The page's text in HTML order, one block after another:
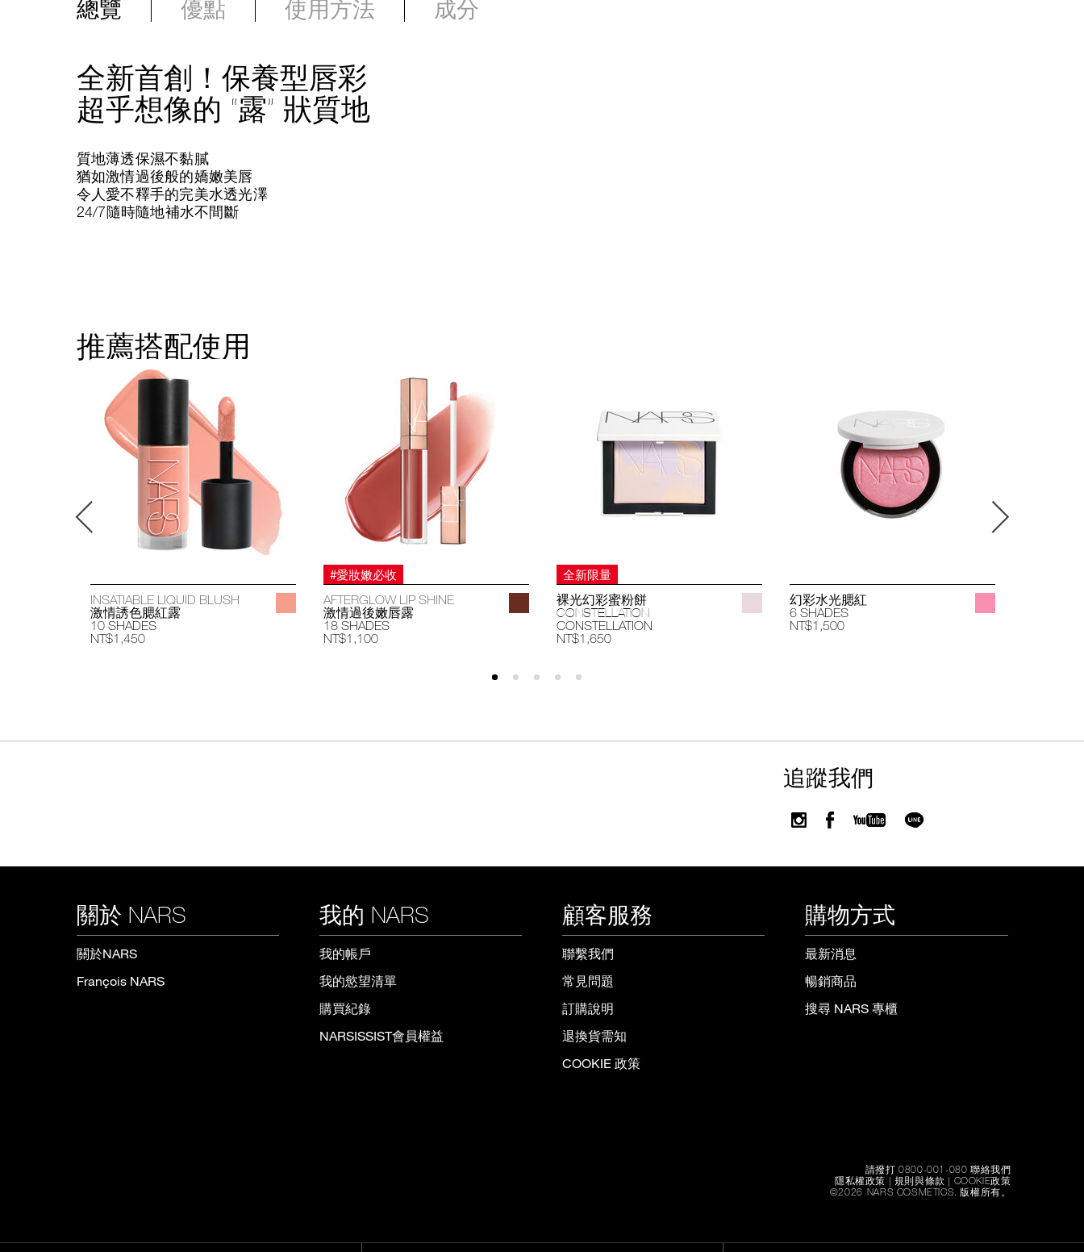
總覽 優點 使用方法 成分
全新首創！保養型唇彩
超乎想像的 “露” 狀質地
質地薄透保濕不黏膩
猶如激情過後般的嬌嫩美唇
令人愛不釋手的完美水透光澤
24/7隨時隨地補水不間斷
推薦搭配使用
INSATIABLE LIQUID BLUSH
激情誘色腮紅露
10 SHADES
NT$1,450
#愛妝嫩必收
AFTERGLOW LIP SHINE
激情過後嫩唇露
18 SHADES
NT$1,100
全新限量
裸光幻彩蜜粉餅
CONSTELLATION
CONSTELLATION
NT$1,650
幻彩水光腮紅
6 SHADES
NT$1,500
追蹤我們
關於 NARS
關於NARS
François NARS
我的 NARS
我的帳戶
我的慾望清單
購買紀錄
NARSISSIST會員權益
顧客服務
聯繫我們
常見問題
訂購說明
退換貨需知
COOKIE 政策
購物方式
最新消息
暢銷商品
搜尋 NARS 專櫃
請撥打 0800-001-080 聯絡我們
隱私權政策 | 規則與條款 | COOKIE政策
©2026 NARS COSMETICS. 版權所有。